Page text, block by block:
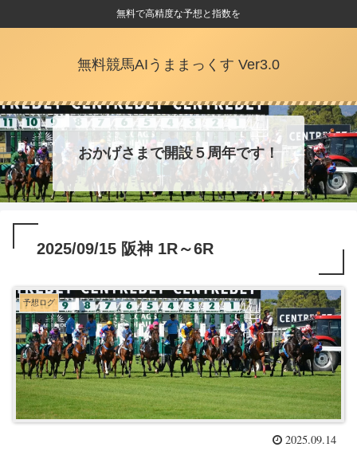
無料で高精度な予想と指数を
無料競馬AIうままっくす Ver3.0
おかげさまで開設５周年です！
2025/09/15 阪神 1R～6R
予想ログ
2025.09.14